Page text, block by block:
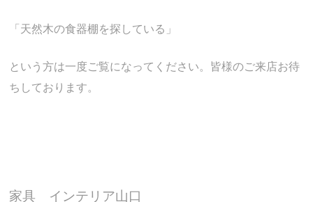
「天然木の食器棚を探している」
という方は一度ご覧になってください。皆様のご来店お待
ちしております。
家具 インテリア山口